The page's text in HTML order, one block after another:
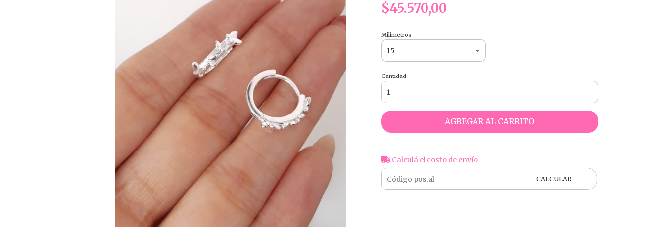
$45.570,00
Milimetros
Cantidad
AGREGAR AL CARRITO
Calculá el costo de envío
CALCULAR